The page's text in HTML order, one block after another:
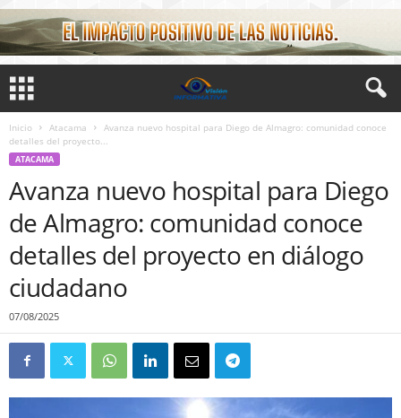
Inicio Atacama
Avanza nuevo hospital para Diego de Almagro: comunidad conoce
detalles del proyecto...
ATACAMA
Avanza nuevo hospital para Diego
de Almagro: comunidad conoce
detalles del proyecto en diálogo
ciudadano
07/08/2025